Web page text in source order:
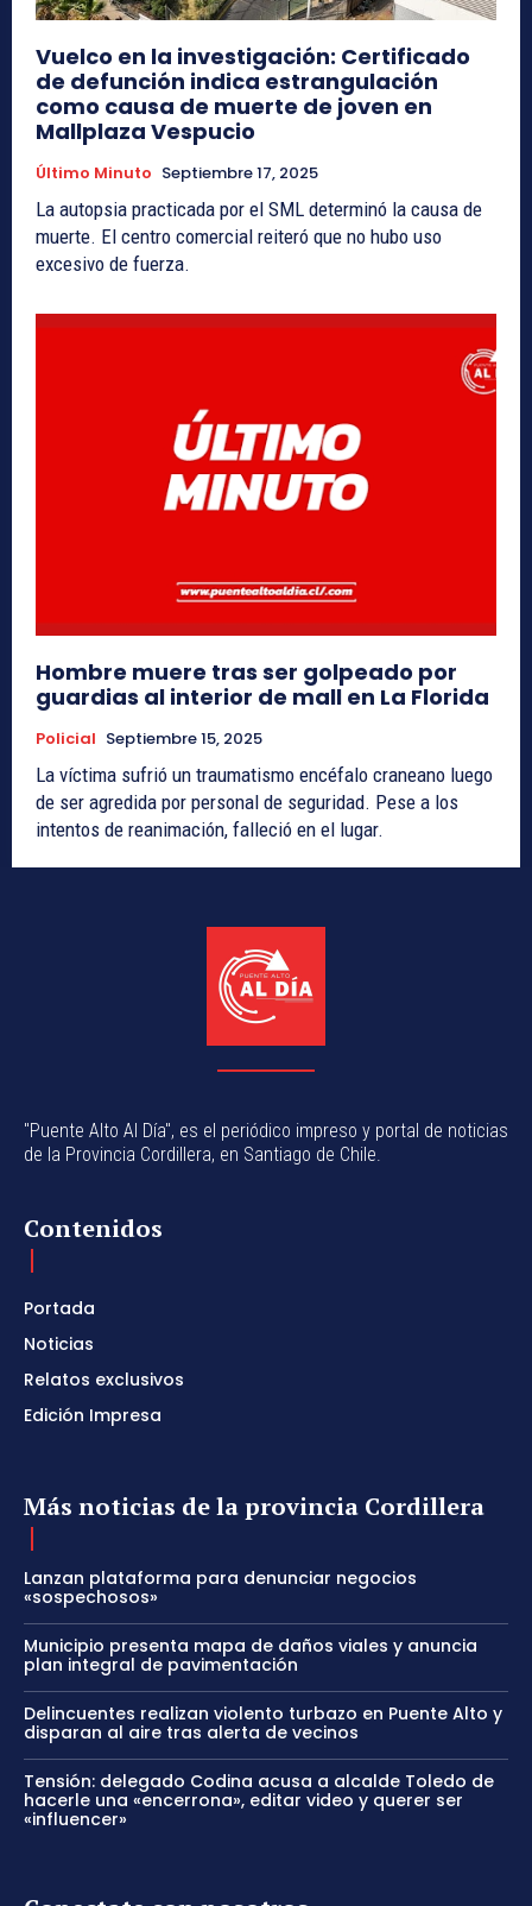
Vuelco en la investigación: Certificado
de defunción indica estrangulación
como causa de muerte de joven en
Mallplaza Vespucio
Último Minuto Septiembre 17, 2025
La autopsia practicada por el SML determinó la causa de
muerte. El centro comercial reiteró que no hubo uso
excesivo de fuerza.
Hombre muere tras ser golpeado por
guardias al interior de mall en La Florida
Policial Septiembre 15, 2025
La víctima sufrió un traumatismo encéfalo craneano luego
de ser agredida por personal de seguridad. Pese a los
intentos de reanimación, falleció en el lugar.
"Puente Alto Al Día", es el periódico impreso y portal de noticias
de la Provincia Cordillera, en Santiago de Chile.
Contenidos
Portada
Noticias
Relatos exclusivos
Edición Impresa
Más noticias de la provincia Cordillera
Lanzan plataforma para denunciar negocios
«sospechosos»
Municipio presenta mapa de daños viales y anuncia
plan integral de pavimentación
Delincuentes realizan violento turbazo en Puente Alto y
disparan al aire tras alerta de vecinos
Tensión: delegado Codina acusa a alcalde Toledo de
hacerle una «encerrona», editar video y querer ser
«influencer»